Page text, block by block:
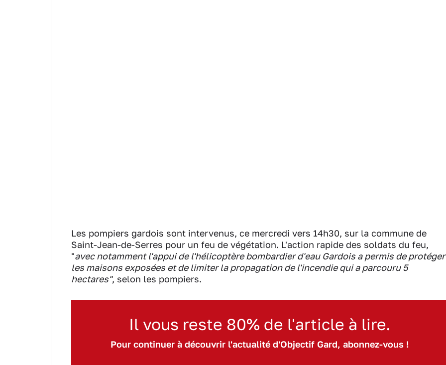
Les pompiers gardois sont intervenus, ce mercredi vers 14h30, sur la commune de
Saint-Jean-de-Serres pour un feu de végétation. L'action rapide des soldats du feu,
"avec notamment l'appui de l'hélicoptère bombardier d'eau Gardois a permis de protéger
les maisons exposées et de limiter la propagation de l'incendie qui a parcouru 5
hectares", selon les pompiers.
Il vous reste 80% de l'article à lire.
Pour continuer à découvrir l'actualité d'Objectif Gard, abonnez-vous !